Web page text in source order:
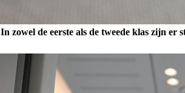
In zowel de eerste als de tweede klas zijn er